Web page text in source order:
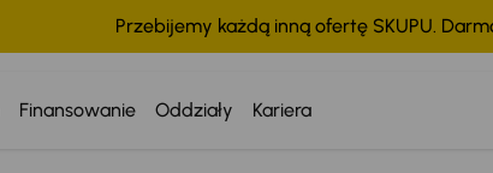
Przebijemy każdą inną ofertę SKUPU.
Finansowanie Oddziały Kariera
Anuluj wszystko